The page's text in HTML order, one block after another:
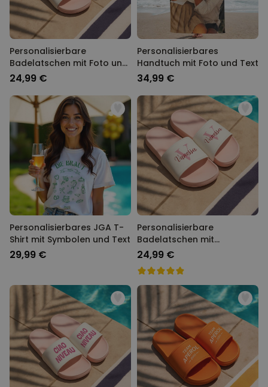
Personalisierbare
Badelatschen mit Foto und
Text
24,99 €
Personalisierbares
Handtuch mit Foto und Text
34,99 €
Personalisierbares JGA T-
Shirt mit Symbolen und Text
29,99 €
Personalisierbare
Badelatschen mit
Monogramm
24,99 €